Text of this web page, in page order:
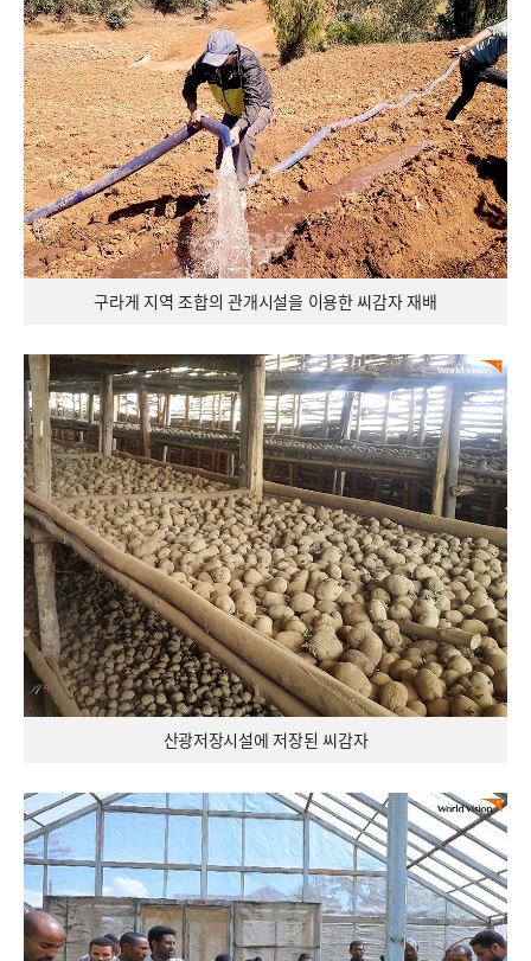
구라게 지역 조합의 관개시설을 이용한 씨감자 재배
산광저장시설에 저장된 씨감자